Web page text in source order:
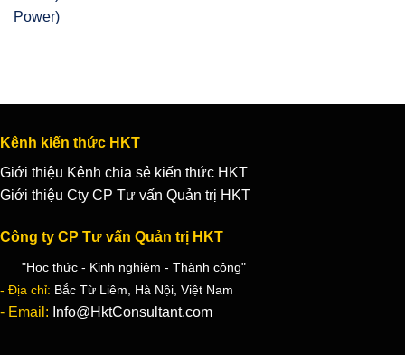
Power)
Kênh kiến thức HKT
Giới thiệu Kênh chia sẻ kiến thức HKT
Giới thiệu Cty CP Tư vấn Quản trị HKT
Công ty CP Tư vấn Quản trị HKT
"Học thức - Kinh nghiệm - Thành công"
- Địa chỉ: Bắc Từ Liêm, Hà Nội, Việt Nam
- Email: Info@HktConsultant.com